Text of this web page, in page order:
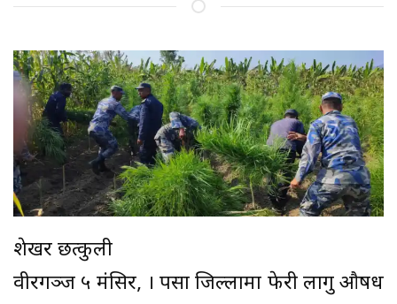
शेखर छत्कुली
वीरगञ्ज ५ मंसिर, । पर्सा जिल्लामा फेरी लागु औषध